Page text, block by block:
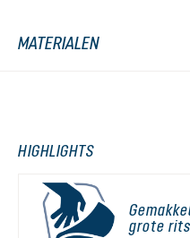
MATERIALEN
HIGHLIGHTS
grote